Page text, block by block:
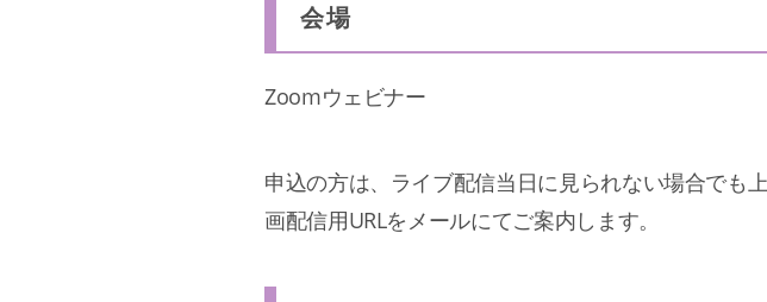
会場
Zoomウェビナー
申込の方は、ライブ配信当日に見られない場合でも
画配信用URLをメールにてご案内します。